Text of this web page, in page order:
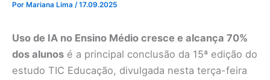
Por Mariana Lima /17.09.2025
Uso de IA no Ensino Médio cresce e alcança 70%
dos alunos é a principal conclusão da 15ª edição do
estudo TIC Educação, divulgada nesta terça-feira